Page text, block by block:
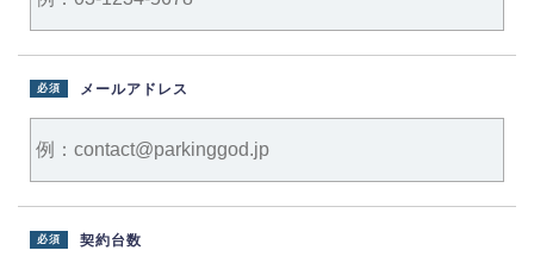
メールアドレス
必須
契約台数
必須